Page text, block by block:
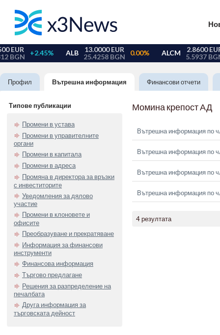
Профил Вътрешна информация Финансови отчети
Типове публикации
Промени в устава
Промени в управителните
органи
Промени в капитала
Промени в адреса
Промяна в директора за връзки
с инвеститорите
Уведомления за дялово
участие
Промени в клоновете и
офисите
Преобразуване и прекратяване
Информация за финансови
инструменти
Финансова информация
Търгово предлагане
Решения за разпределение на
печалбата
Друга информация за
търговската дейност
Момина крепост АД
Вътрешна информация по
Вътрешна информация по
Вътрешна информация по
Вътрешна информация по
4 резултата